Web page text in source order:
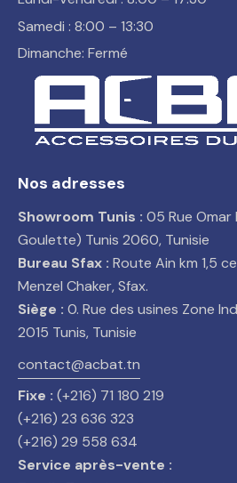
Samedi : 8:00 – 13:30
Dimanche: Fermé
Nos adresses
Showroom Tunis : 05 Rue Omar
Goulette) Tunis 2060, Tunisie
Bureau Sfax : Route Ain km 1,5
Menzel Chaker, Sfax.
Siège : 0. Rue des usines Zone
2015 Tunis, Tunisie
contact@acbat.tn
Fixe : (+216) 71 180 219
(+216) 23 636 323
(+216) 29 558 634
Service après-vente :